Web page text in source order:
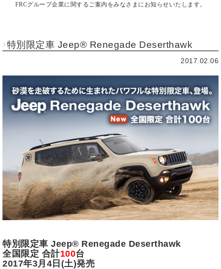
FRCグループ企業に関するご案内をみなさまにお知らせいたします。
特別限定車 Jeep® Renegade Deserthawk
2017.02.06
特別限定車 Jeep® Renegade Deserthawk
全国限定 合計100台
2017年3月4日(土)発売